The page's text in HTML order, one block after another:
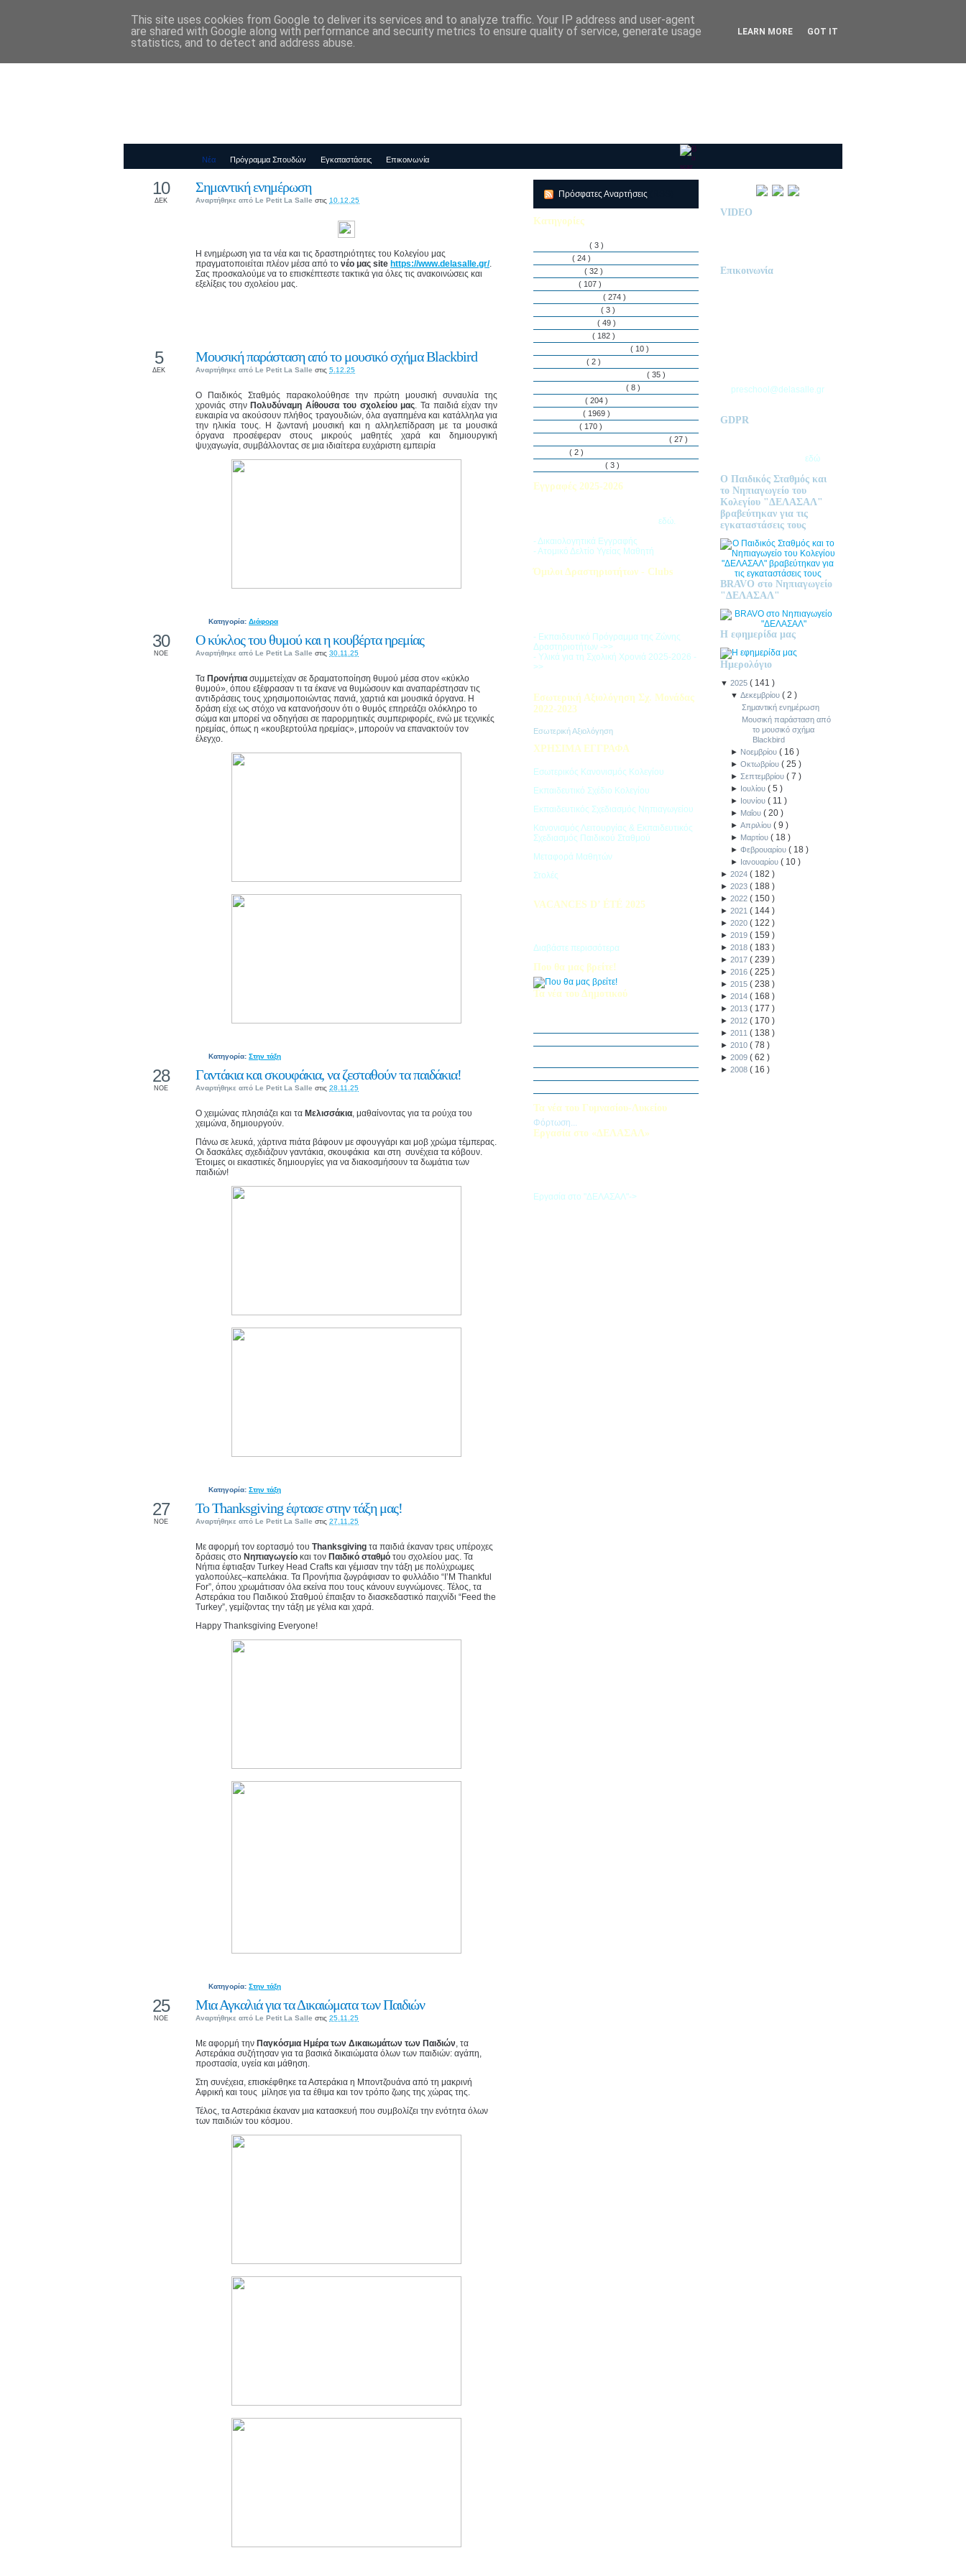
Παιδικός Σταθμός-Νηπιαγωγείο "ΔΕΛΑΣΑΛ"
Νέα Πρόγραμμα Σπουδών Εγκαταστάσεις Επικοινωνία
Σημαντική ενημέρωση
Αναρτήθηκε από Le Petit La Salle στις 10.12.25
10
ΔΕΚ
Η ενημέρωση για τα νέα και τις δραστηριότητες του Κολεγίου μας
πραγματοποιείται πλέον μέσα από το νέο μας site https://www.delasalle.gr/.
Σας προσκαλούμε να το επισκέπτεστε τακτικά για όλες τις ανακοινώσεις και
εξελίξεις του σχολείου μας.
Μουσική παράσταση από το μουσικό σχήμα Blackbird
Αναρτήθηκε από Le Petit La Salle στις 5.12.25
5
ΔΕΚ
Ο Παιδικός Σταθμός παρακολούθησε την πρώτη μουσική συναυλία της
χρονιάς στην Πολυδύναμη Αίθουσα του σχολείου μας. Τα παιδιά είχαν την
ευκαιρία να ακούσουν πλήθος τραγουδιών, όλα αγαπημένα και κατάλληλα για
την ηλικία τους. Η ζωντανή μουσική και η αλληλεπίδραση με τα μουσικά
όργανα προσέφεραν στους μικρούς μαθητές χαρά και δημιουργική
ψυχαγωγία, συμβάλλοντας σε μια ιδιαίτερα ευχάριστη εμπειρία
Κατηγορία: Διάφορα
Ο κύκλος του θυμού και η κουβέρτα ηρεμίας
Αναρτήθηκε από Le Petit La Salle στις 30.11.25
30
ΝΟΕ
Τα Προνήπια συμμετείχαν σε δραματοποίηση θυμού μέσα στον «κύκλο
θυμού», όπου εξέφρασαν τι τα έκανε να θυμώσουν και αναπαρέστησαν τις
αντιδράσεις τους χρησιμοποιώντας πανιά, χαρτιά και μουσικά όργανα. Η
δράση είχε ως στόχο να κατανοήσουν ότι ο θυμός επηρεάζει ολόκληρο το
σώμα και μπορεί να οδηγήσει σε παρορμητικές συμπεριφορές, ενώ με τεχνικές
ηρεμίας, όπως η «κουβερτούλα ηρεμίας», μπορούν να επανακτούν τον
έλεγχο.
Κατηγορία: Στην τάξη
Γαντάκια και σκουφάκια, να ζεσταθούν τα παιδάκια!
Αναρτήθηκε από Le Petit La Salle στις 28.11.25
28
ΝΟΕ
Ο χειμώνας πλησιάζει και τα Μελισσάκια, μαθαίνοντας για τα ρούχα του
χειμώνα, δημιουργούν.
Πάνω σε λευκά, χάρτινα πιάτα βάφουν με σφουγγάρι και μοβ χρώμα τέμπερας.
Οι δασκάλες σχεδιάζουν γαντάκια, σκουφάκια και στη συνέχεια τα κόβουν.
Έτοιμες οι εικαστικές δημιουργίες για να διακοσμήσουν τα δωμάτια των
παιδιών!
Κατηγορία: Στην τάξη
Το Thanksgiving έφτασε στην τάξη μας!
Αναρτήθηκε από Le Petit La Salle στις 27.11.25
27
ΝΟΕ
Με αφορμή τον εορτασμό του Thanksgiving τα παιδιά έκαναν τρεις υπέροχες
δράσεις στο Νηπιαγωγείο και τον Παιδικό σταθμό του σχολείου μας. Τα
Νήπια έφτιαξαν Turkey Head Crafts και γέμισαν την τάξη με πολύχρωμες
γαλοπούλες–καπελάκια. Τα Προνήπια ζωγράφισαν το φυλλάδιο “I’M Thankful
For”, όπου χρωμάτισαν όλα εκείνα που τους κάνουν ευγνώμονες. Τέλος, τα
Αστεράκια του Παιδικού Σταθμού έπαιξαν το διασκεδαστικό παιχνίδι “Feed the
Turkey”, γεμίζοντας την τάξη με γέλια και χαρά.
Happy Thanksgiving Everyone!
Κατηγορία: Στην τάξη
Μια Αγκαλιά για τα Δικαιώματα των Παιδιών
Αναρτήθηκε από Le Petit La Salle στις 25.11.25
25
ΝΟΕ
Με αφορμή την Παγκόσμια Ημέρα των Δικαιωμάτων των Παιδιών, τα
Αστεράκια συζήτησαν για τα βασικά δικαιώματα όλων των παιδιών: αγάπη,
προστασία, υγεία και μάθηση.
Στη συνέχεια, επισκέφθηκε τα Αστεράκια η Μποντζουάνα από τη μακρινή
Αφρική και τους μίλησε για τα έθιμα και τον τρόπο ζωης της χώρας της.
Τέλος, τα Αστεράκια έκαναν μια κατασκευή που συμβολίζει την ενότητα όλων
των παιδιών του κόσμου.
Πρόσφατες Αναρτήσεις
Κατηγορίες
( 3 )
( 24 )
( 32 )
( 107 )
( 274 )
( 3 )
( 49 )
( 182 )
( 10 )
( 2 )
( 35 )
( 8 )
( 204 )
( 1969 )
( 170 )
( 27 )
( 2 )
( 3 )
Εγγραφές 2025-2026
εδώ.
- Δικαιολογητικά Εγγραφής
- Ατομικό Δελτίο Υγείας Μαθητή
Όμιλοι Δραστηριοτήτων - Clubs
- Εκπαιδευτικό Πρόγραμμα της Ζώνης
Δραστηριοτήτων ->>
- Υλικά για τη Σχολική Χρονιά 2025-2026 -
>>
Εσωτερική Αξιολόγηση Σχ. Μονάδας
2022-2023
Εσωτερική Αξιολόγηση
ΧΡΗΣΙΜΑ ΕΓΓΡΑΦΑ
Εσωτερικός Κανονισμός Κολεγίου
Εκπαιδευτικό Σχέδιο Κολεγίου
Εκπαιδευτικός Σχεδιασμός Νηπιαγωγείου
Κανονισμός Λειτουργίας & Εκπαιδευτικός
Σχεδιασμός Παιδικού Σταθμού
Μεταφορά Μαθητών
Στολές
VACANCES D’ ÉTÉ 2025
Διαβάστε περισσότερα
Που θα μας βρείτε!
Τα νέα του Δημοτικού
Τα νέα του Γυμνασίου-Λυκείου
Φόρτωση...
Εργασία στο «ΔΕΛΑΣΑΛ»
Εργασία στο "ΔΕΛΑΣΑΛ"->
VIDEO
Επικοινωνία
preschool@delasalle.gr
GDPR
εδώ
Ο Παιδικός Σταθμός και
το Νηπιαγωγείο του
Κολεγίου "ΔΕΛΑΣΑΛ"
βραβεύτηκαν για τις
εγκαταστάσεις τους
BRAVO στο Νηπιαγωγείο
"ΔΕΛΑΣΑΛ"
Η εφημερίδα μας
Ημερολόγιο
▼ 2025 ( 141 )
▼Δεκεμβρίου(2)
Σημαντική ενημέρωση
Μουσική παράσταση από
το μουσικό σχήμα
Blackbird
► Νοεμβρίου( 16)
►Οκτωβρίου(25)
►Σεπτεμβρίου(7)
► Ιουλίου(5)
► Ιουνίου( 11)
► Μαΐου(20)
►Απριλίου(9)
► Μαρτίου( 18)
►Φεβρουαρίου( 18)
► Ιανουαρίου( 10)
► 2024 ( 182 )
► 2023 ( 188 )
► 2022 ( 150 )
► 2021 ( 144 )
► 2020 ( 122 )
► 2019 ( 159 )
► 2018 ( 183 )
► 2017 ( 239 )
► 2016 ( 225 )
► 2015 ( 238 )
► 2014 ( 168 )
► 2013 ( 177 )
► 2012 ( 170 )
► 2011 ( 138 )
► 2010 ( 78 )
► 2009 ( 62 )
► 2008 ( 16 )
This site uses cookies from Google to deliver its services and to analyze traffic. Your IP address and user-agent
are shared with Google along with performance and security metrics to ensure quality of service, generate usage
statistics, and to detect and address abuse.
LEARN MORE GOT IT